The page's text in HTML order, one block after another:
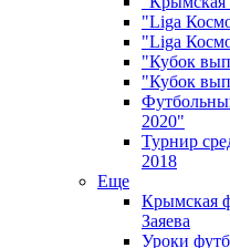
"Liga
"Liga
"Кубок
"Кубок
2020"
Турнир
2018
Еще
Крымская
Заяева
Уроки